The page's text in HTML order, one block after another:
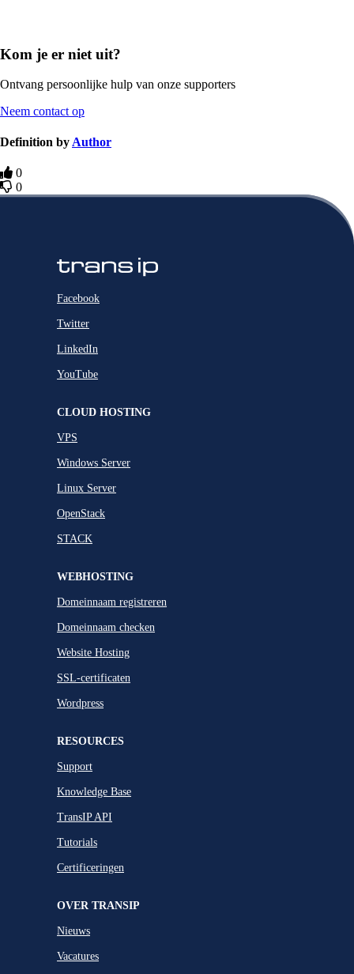
Kom je er niet uit?
Ontvang persoonlijke hulp van onze supporters
Neem contact op
Definition by Author
0
0
Facebook
Twitter
LinkedIn
YouTube
CLOUD HOSTING
VPS
Windows Server
Linux Server
OpenStack
STACK
WEBHOSTING
Domeinnaam registreren
Domeinnaam checken
Website Hosting
SSL-certificaten
Wordpress
RESOURCES
Support
Knowledge Base
TransIP API
Tutorials
Certificeringen
OVER TRANSIP
Nieuws
Vacatures